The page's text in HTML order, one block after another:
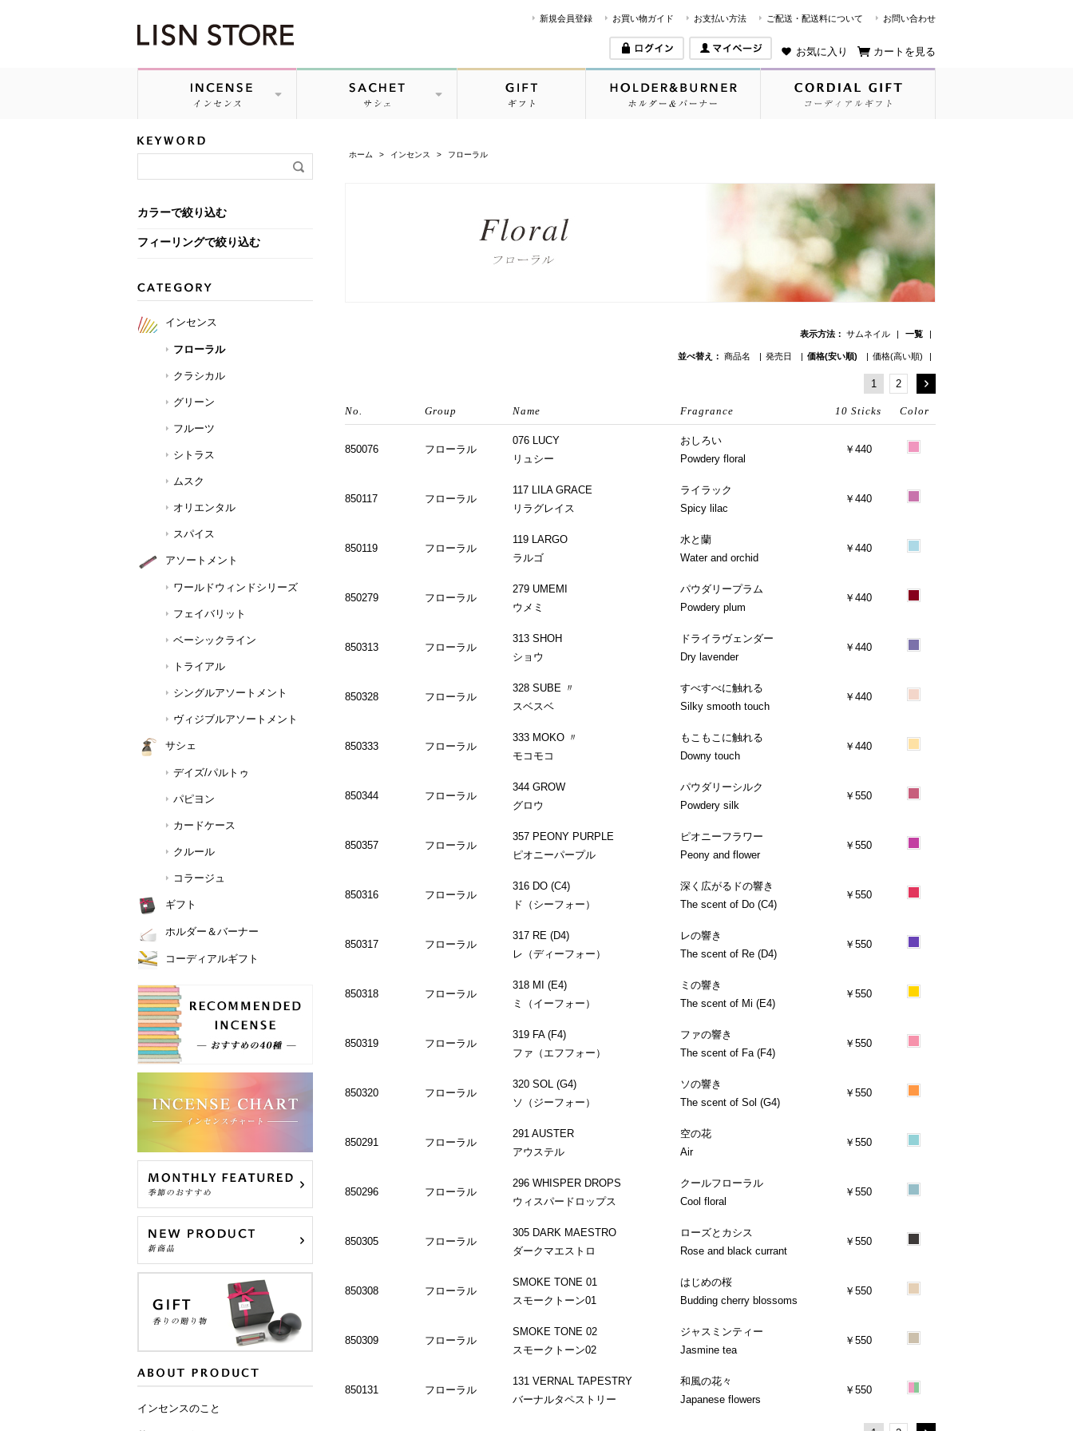
新規会員登録 お買い物ガイド お支払い方法 ご配送・配送料について お問い合わせ
お気に入り カートを見る
カラーで絞り込む
フィーリングで絞り込む
インセンス
フローラル
クラシカル
グリーン
フルーツ
シトラス
ムスク
オリエンタル
スパイス
アソートメント
ワールドウィンドシリーズ
フェイバリット
ベーシックライン
トライアル
シングルアソートメント
ヴィジブルアソートメント
サシェ
デイズ/パルトゥ
パピヨン
カードケース
クルール
コラージュ
ギフト
ホルダー＆バーナー
コーディアルギフト
インセンスのこと
ホーム > インセンス > フローラル
表示方法： サムネイル 一覧
並べ替え： 商品名 発売日 価格(安い順) 価格(高い順)
1 2
850076 フローラル
076 LUCY
リュシー
おしろい
Powdery floral
￥440
850117 フローラル
117 LILA GRACE
リラグレイス
ライラック
Spicy lilac
￥440
850119 フローラル
119 LARGO
ラルゴ
水と蘭
Water and orchid
￥440
850279 フローラル
279 UMEMI
ウメミ
パウダリープラム
Powdery plum
￥440
850313 フローラル
313 SHOH
ショウ
ドライラヴェンダー
Dry lavender
￥440
850328 フローラル
328 SUBE 〃
スベスベ
すべすべに触れる
Silky smooth touch
￥440
850333 フローラル
333 MOKO 〃
モコモコ
もこもこに触れる
Downy touch
￥440
850344 フローラル
344 GROW
グロウ
パウダリーシルク
Powdery silk
￥550
850357 フローラル
357 PEONY PURPLE
ピオニーパープル
ピオニーフラワー
Peony and flower
￥550
850316 フローラル
316 DO (C4)
ド（シーフォー）
深く広がるドの響き
The scent of Do (C4)
￥550
850317 フローラル
317 RE (D4)
レ（ディーフォー）
レの響き
The scent of Re (D4)
￥550
850318 フローラル
318 MI (E4)
ミ（イーフォー）
ミの響き
The scent of Mi (E4)
￥550
850319 フローラル
319 FA (F4)
ファ（エフフォー）
ファの響き
The scent of Fa (F4)
￥550
850320 フローラル
320 SOL (G4)
ソ（ジーフォー）
ソの響き
The scent of Sol (G4)
￥550
850291 フローラル
291 AUSTER
アウステル
空の花
Air
￥550
850296 フローラル
296 WHISPER DROPS
ウィスパードロップス
クールフローラル
Cool floral
￥550
850305 フローラル
305 DARK MAESTRO
ダークマエストロ
ローズとカシス
Rose and black currant
￥550
850308 フローラル
SMOKE TONE 01
スモークトーン01
はじめの桜
Budding cherry blossoms
￥550
850309 フローラル
SMOKE TONE 02
スモークトーン02
ジャスミンティー
Jasmine tea
￥550
850131 フローラル
131 VERNAL TAPESTRY
バーナルタペストリー
和風の花々
Japanese flowers
￥550